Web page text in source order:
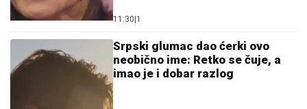
11:30 1
Srpski glumac dao ćerki ovo
neobično ime: Retko se čuje, a
imao je i dobar razlog